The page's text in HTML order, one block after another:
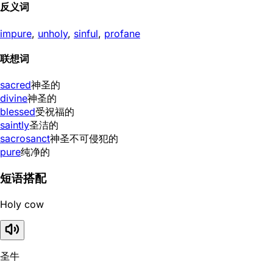
反义词
impure, unholy, sinful, profane
联想词
sacred神圣的
divine神圣的
blessed受祝福的
saintly圣洁的
sacrosanct神圣不可侵犯的
pure纯净的
短语搭配
Holy cow
圣牛